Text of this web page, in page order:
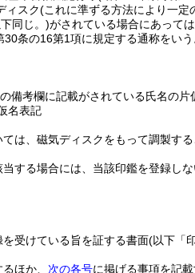
ィスク(これに準ずる方法により一定
同じ。)がされている場合にあって
30条の16第1項に規定する通称をい
備考欄に記載がされている氏名の
名表記
は、磁気ディスクをもって調製する
する場合には、当該印鑑を登録しな
受けている旨を証する書面(以下「
ほか、 次の各号に掲げる事項を記